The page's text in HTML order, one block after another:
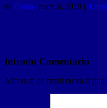
de Elvira | mart. 6, 2019 | 0
Introdu Comentariu
Adresa ta de email nu va fi